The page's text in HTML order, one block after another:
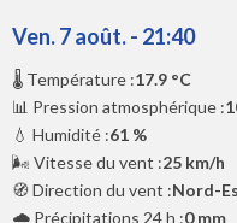
Ven. 7 août. - 21:40
🌡️ Température :17.9 °C
📊 Pression atmosphérique :
💧 Humidité :61 %
🌬️ Vitesse du vent :25 km/h
🧭 Direction du vent :Nord-
🌧️ Précipitations 24 h :0 mm